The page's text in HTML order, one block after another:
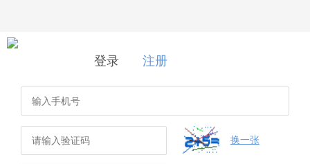
登录 注册
换一张